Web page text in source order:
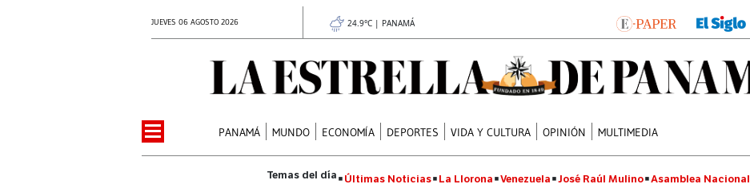
JUEVES 06 AGOSTO 2026 24.9°C | PANAMÁ
PANAMÁ MUNDO ECONOMÍA DEPORTES VIDA Y CULTURA OPINIÓN MULTIMEDIA
Últimas Noticias La Llorona Venezuela José Raúl Mulino Asamblea Nacional